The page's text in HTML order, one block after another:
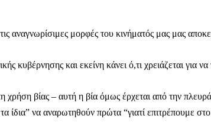
αναγνωρίσιμες μορφές του κινήματός μας μας
κυβέρνησης και εκείνη κάνει ό,τι χρειάζεται για να
χρήση βίας – αυτή η βία όμως έρχεται από την
ίδια” να αναρωτηθούν πρώτα “γιατί επιτρέπουμε